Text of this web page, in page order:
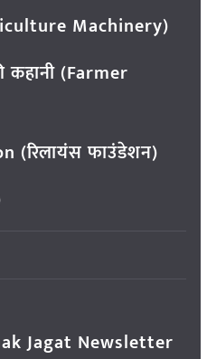
Machinery)
कहानी (Farmer
(रिलायंस फाउंडेशन)
Jagat Newsletter